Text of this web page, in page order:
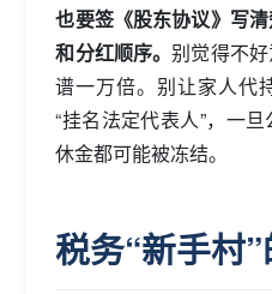
也要签《股东协议》写
和分红顺序。别觉得不
谱一万倍。别让家人代
“挂名法定代表人”，一
休金都可能被冻结。
税务“新手村